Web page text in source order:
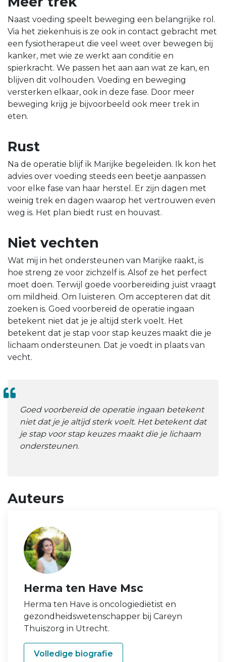
Naast voeding speelt beweging een belangrijke rol.
Via het ziekenhuis is ze ook in contact gebracht met
een fysiotherapeut die veel weet over bewegen bij
kanker, met wie ze werkt aan conditie en
spierkracht. We passen het aan aan wat ze kan, en
blijven dit volhouden. Voeding en beweging
versterken elkaar, ook in deze fase. Door meer
beweging krijg je bijvoorbeeld ook meer trek in
eten.
Rust
Na de operatie blijf ik Marijke begeleiden. Ik kon het
advies over voeding steeds een beetje aanpassen
voor elke fase van haar herstel. Er zijn dagen met
weinig trek en dagen waarop het vertrouwen even
weg is. Het plan biedt rust en houvast.
Niet vechten
Wat mij in het ondersteunen van Marijke raakt, is
hoe streng ze voor zichzelf is. Alsof ze het perfect
moet doen. Terwijl goede voorbereiding juist vraagt
om mildheid. Om luisteren. Om accepteren dat dit
zoeken is. Goed voorbereid de operatie ingaan
betekent niet dat je je altijd sterk voelt. Het
betekent dat je stap voor stap keuzes maakt die je
lichaam ondersteunen. Dat je voedt in plaats van
vecht.
Goed voorbereid de operatie ingaan betekent
niet dat je je altijd sterk voelt. Het betekent dat
je stap voor stap keuzes maakt die je lichaam
ondersteunen.
Auteurs
Herma ten Have Msc
Herma ten Have is oncologiediëtist en
gezondheidswetenschapper bij Careyn
Thuiszorg in Utrecht.
Volledige biografie